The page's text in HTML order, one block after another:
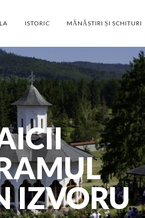
ISTORIC MĂNĂSTIRI ȘI SCHITURI
IZVORU